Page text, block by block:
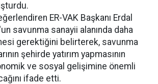
ER-VAK Başkanı Erdal
'un savunma sanayii alanında daha
gerektiğini belirterek, savunma
şehirde yatırım yapmasının
ve sosyal gelişimine önemli
ifade etti.